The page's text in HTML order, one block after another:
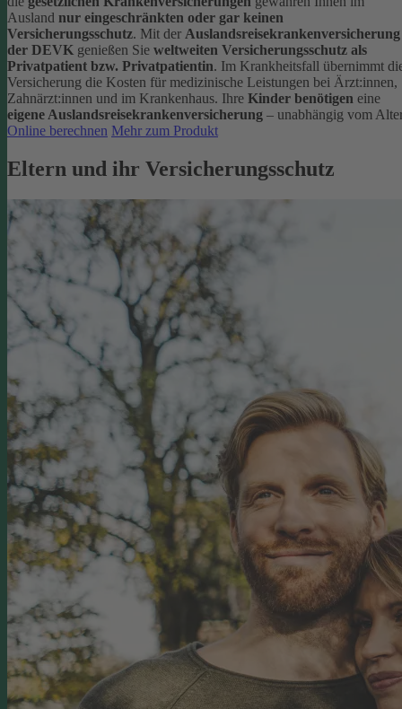
Ausland nur eingeschränkten oder gar keinen
Versicherungsschutz. Mit der Auslandsreisekrankenversicherung
der DEVK genießen Sie weltweiten Versicherungsschutz als
Privatpatient bzw. Privatpatientin. Im Krankheitsfall übernimmt
Versicherung die Kosten für medizinische Leistungen bei Ärzt:innen,
Zahnärzt:innen und im Krankenhaus. Ihre Kinder benötigen eine
eigene Auslandsreisekrankenversicherung – unabhängig vom
Online berechnen Mehr zum Produkt
Eltern und ihr Versicherungsschutz